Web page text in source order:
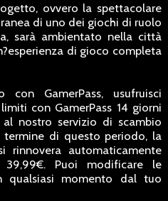
ovvero la spettacolare
di uno dei giochi di ruolo
sarà ambientato nella città
di gioco completa
GamerPass, usufruisci
con GamerPass 14 giorni
nostro servizio di scambio
di questo periodo, la
rinnovera automaticamente
Puoi modificare le
qualsiasi momento dal tuo